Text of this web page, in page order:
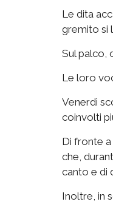
Le dita
gremito si
Sul palco,
Le loro
Venerdì
coinvolti
Di fronte
che,
canto e di
Inoltre, in